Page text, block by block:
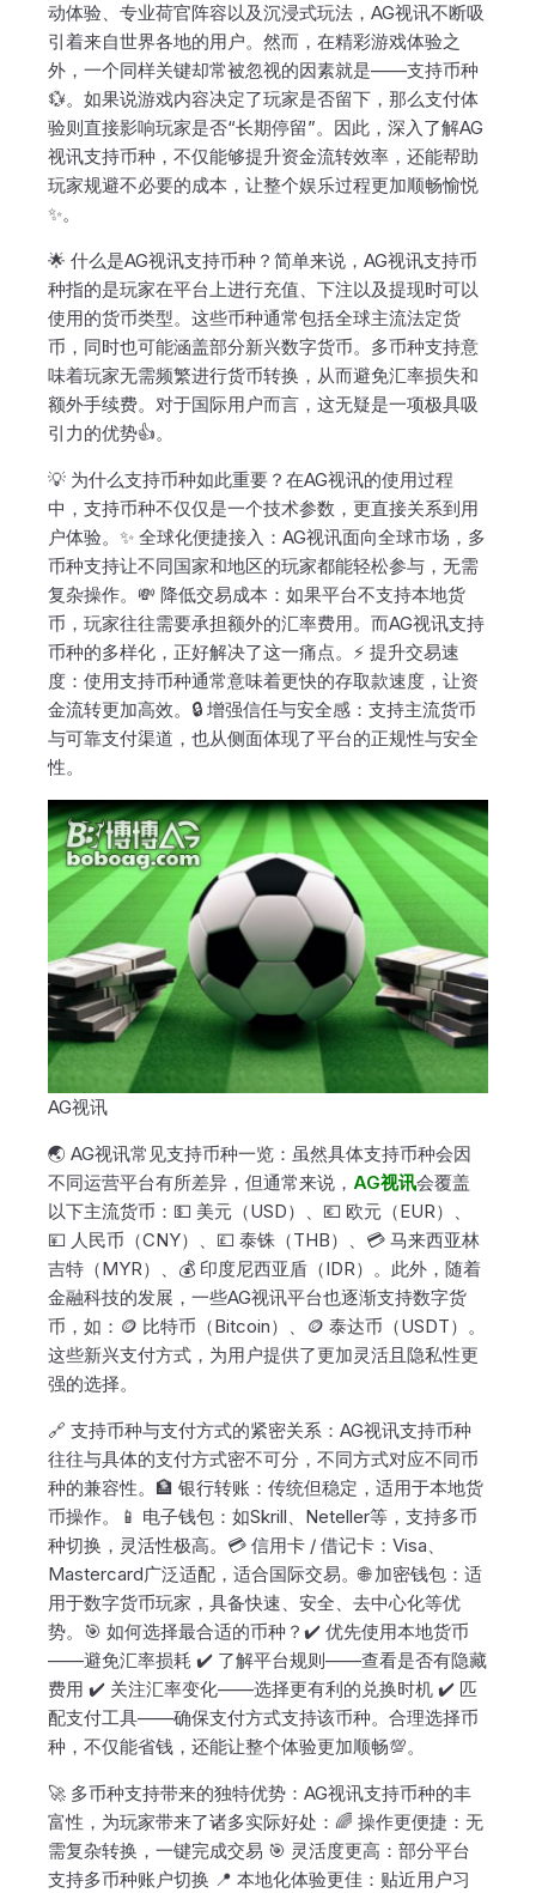
动体验、专业荷官阵容以及沉浸式玩法，AG视讯不断吸
引着来自世界各地的用户。然而，在精彩游戏体验之
外，一个同样关键却常被忽视的因素就是——支持币种
💱。如果说游戏内容决定了玩家是否留下，那么支付体
验则直接影响玩家是否“长期停留”。因此，深入了解AG
视讯支持币种，不仅能够提升资金流转效率，还能帮助
玩家规避不必要的成本，让整个娱乐过程更加顺畅愉悦
✨。
🌟 什么是AG视讯支持币种？简单来说，AG视讯支持币
种指的是玩家在平台上进行充值、下注以及提现时可以
使用的货币类型。这些币种通常包括全球主流法定货
币，同时也可能涵盖部分新兴数字货币。多币种支持意
味着玩家无需频繁进行货币转换，从而避免汇率损失和
额外手续费。对于国际用户而言，这无疑是一项极具吸
引力的优势👍。
💡 为什么支持币种如此重要？在AG视讯的使用过程
中，支持币种不仅仅是一个技术参数，更直接关系到用
户体验。✨ 全球化便捷接入：AG视讯面向全球市场，多
币种支持让不同国家和地区的玩家都能轻松参与，无需
复杂操作。💸 降低交易成本：如果平台不支持本地货
币，玩家往往需要承担额外的汇率费用。而AG视讯支持
币种的多样化，正好解决了这一痛点。⚡ 提升交易速
度：使用支持币种通常意味着更快的存取款速度，让资
金流转更加高效。🔒 增强信任与安全感：支持主流货币
与可靠支付渠道，也从侧面体现了平台的正规性与安全
性。
AG视讯
🌏 AG视讯常见支持币种一览：虽然具体支持币种会因
不同运营平台有所差异，但通常来说， AG视讯会覆盖
以下主流货币：💵 美元（USD）、💶 欧元（EUR）、
💴 人民币（CNY）、💷 泰铢（THB）、💳 马来西亚林
吉特（MYR）、💰 印度尼西亚盾（IDR）。此外，随着
金融科技的发展，一些AG视讯平台也逐渐支持数字货
币，如：🪙 比特币（Bitcoin）、🪙 泰达币（USDT）。
这些新兴支付方式，为用户提供了更加灵活且隐私性更
强的选择。
🔗 支持币种与支付方式的紧密关系：AG视讯支持币种
往往与具体的支付方式密不可分，不同方式对应不同币
种的兼容性。🏦 银行转账：传统但稳定，适用于本地货
币操作。📱 电子钱包：如Skrill、Neteller等，支持多币
种切换，灵活性极高。💳 信用卡 / 借记卡：Visa、
Mastercard广泛适配，适合国际交易。🌐 加密钱包：适
用于数字货币玩家，具备快速、安全、去中心化等优
势。🎯 如何选择最合适的币种？✔️ 优先使用本地货币
——避免汇率损耗 ✔️ 了解平台规则——查看是否有隐藏
费用 ✔️ 关注汇率变化——选择更有利的兑换时机 ✔️ 匹
配支付工具——确保支付方式支持该币种。合理选择币
种，不仅能省钱，还能让整个体验更加顺畅💯。
🚀 多币种支持带来的独特优势：AG视讯支持币种的丰
富性，为玩家带来了诸多实际好处：🌈 操作更便捷：无
需复杂转换，一键完成交易 🎯 灵活度更高：部分平台
支持多币种账户切换 📍 本地化体验更佳：贴近用户习